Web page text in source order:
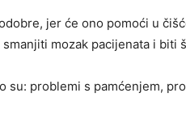
jer će ono pomoći u
mozak pacijenata i biti
problemi s pamćenjem,